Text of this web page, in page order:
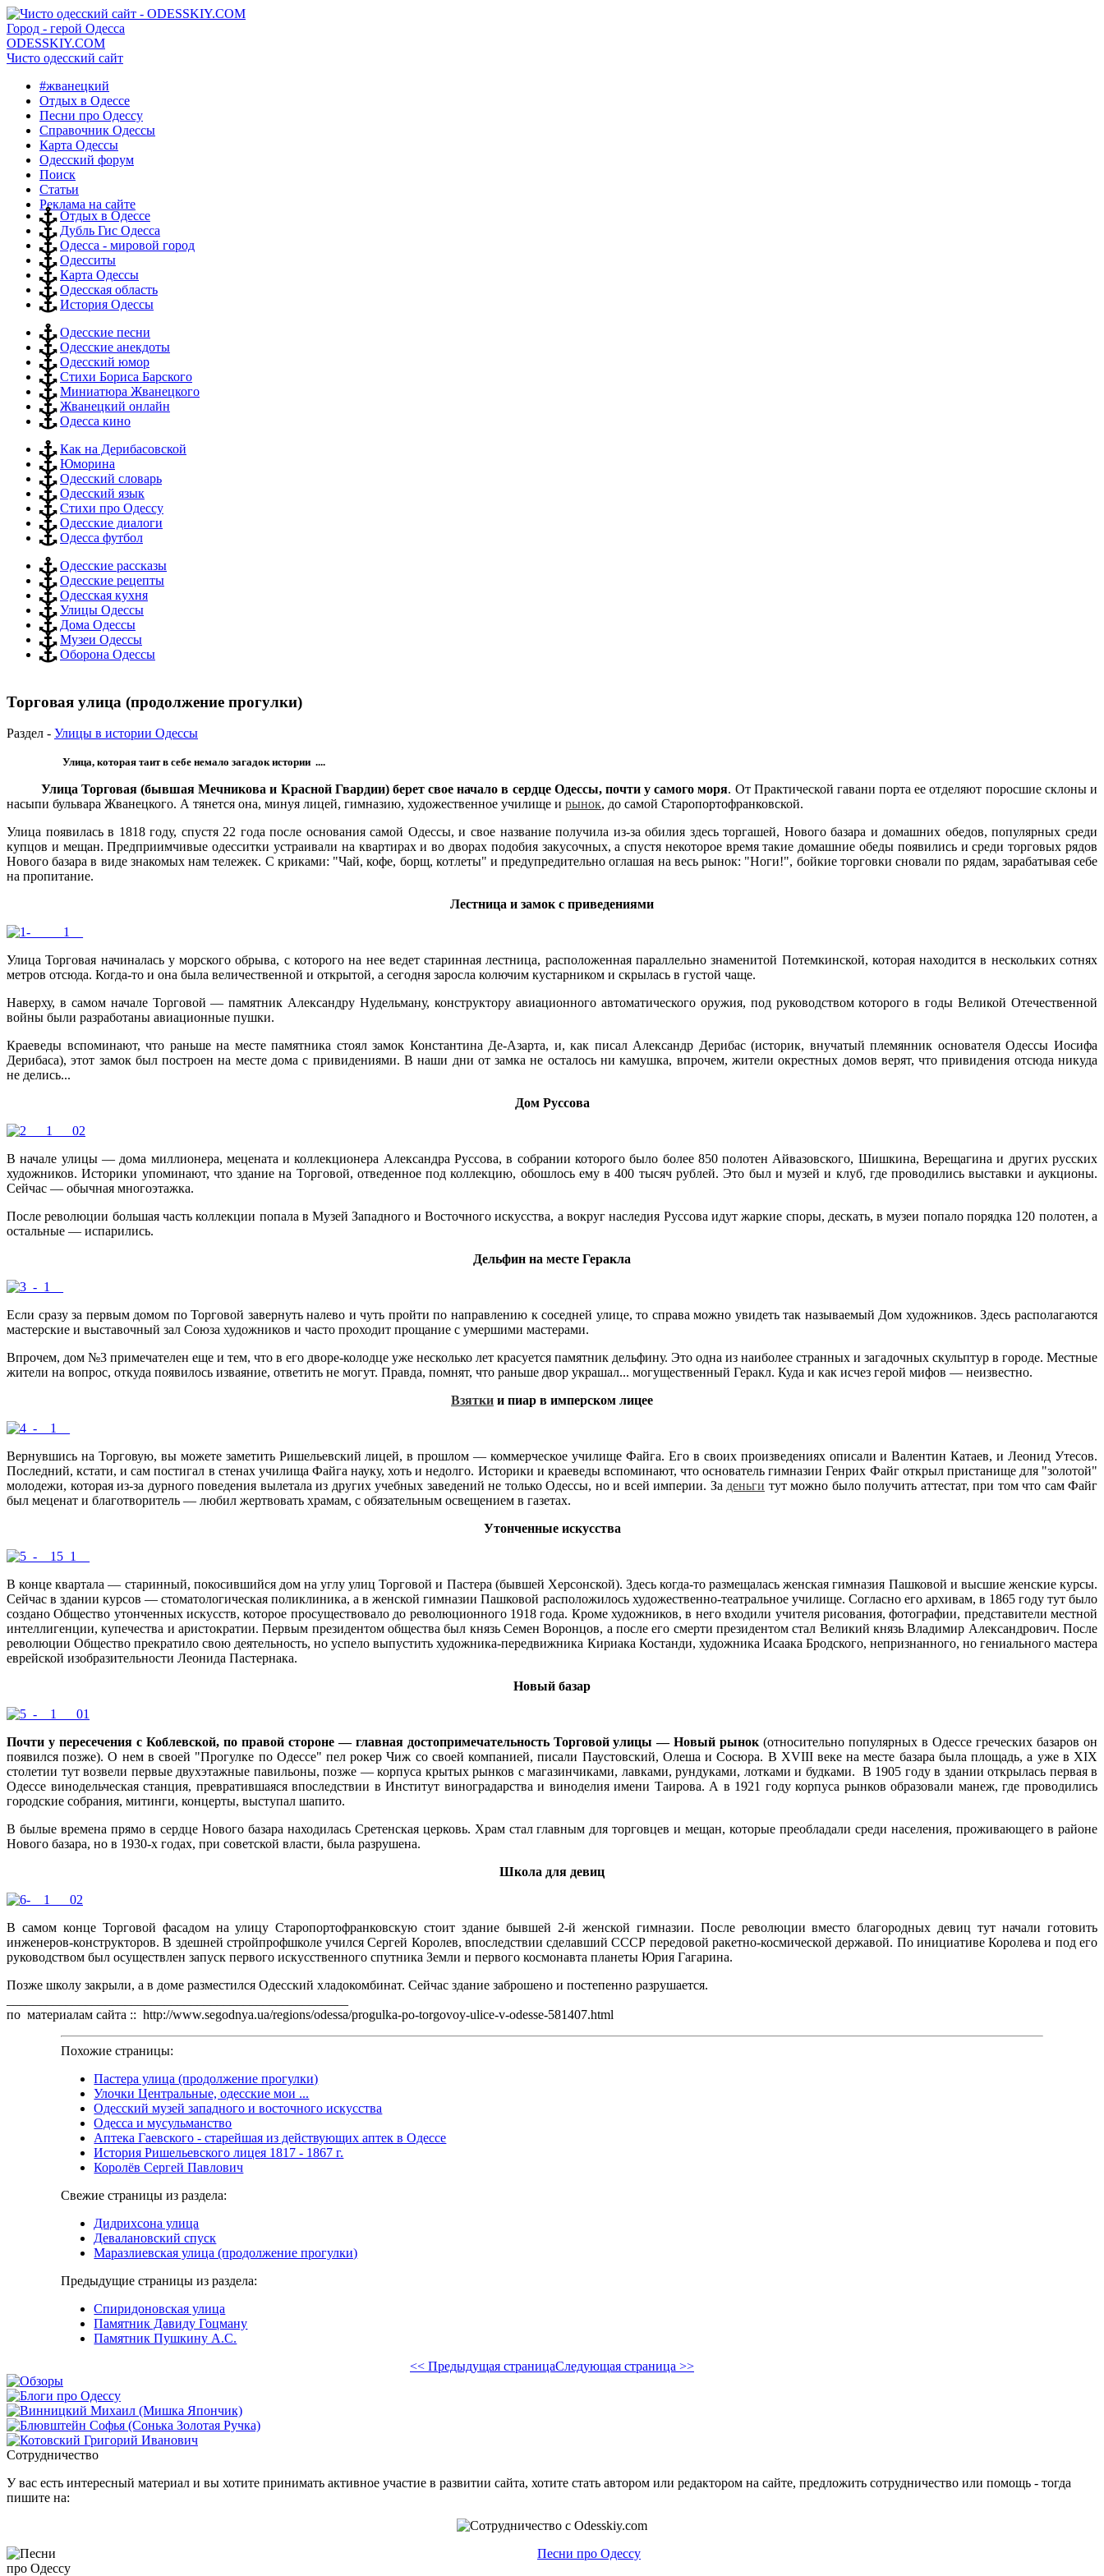
Город - герой Одесса
ODESSKIY.COM
Чисто одесский сайт
#жванецкий
Отдых в Одессе
Песни про Одессу
Справочник Одессы
Карта Одессы
Одесский форум
Поиск
Статьи
Реклама на сайте
Отдых в Одессе
Дубль Гис Одесса
Одесса - мировой город
Одесситы
Карта Одессы
Одесская область
История Одессы
Одесские песни
Одесские анекдоты
Одесский юмор
Стихи Бориса Барского
Миниатюра Жванецкого
Жванецкий онлайн
Одесса кино
Как на Дерибасовской
Юморина
Одесский словарь
Одесский язык
Стихи про Одессу
Одесские диалоги
Одесса футбол
Одесские рассказы
Одесские рецепты
Одесская кухня
Улицы Одессы
Дома Одессы
Музеи Одессы
Оборона Одессы
Торговая улица (продолжение прогулки)
Раздел - Улицы в истории Одессы
Улица, которая таит в себе немало загадок истории ....
Улица Торговая (бывшая Мечникова и Красной Гвардии) берет свое начало в сердце Одессы, почти у самого моря. От Практической гавани порта ее отделяют поросшие склоны и
насыпи бульвара Жванецкого. А тянется она, минуя лицей, гимназию, художественное училище и рынок, до самой Старопортофранковской.
Улица появилась в 1818 году, спустя 22 года после основания самой Одессы, и свое название получила из-за обилия здесь торгашей, Нового базара и домашних обедов, популярных среди
купцов и мещан. Предприимчивые одесситки устраивали на квартирах и во дворах подобия закусочных, а спустя некоторое время такие домашние обеды появились и среди торговых рядов
Нового базара в виде знакомых нам тележек. С криками: "Чай, кофе, борщ, котлеты" и предупредительно оглашая на весь рынок: "Ноги!", бойкие торговки сновали по рядам, зарабатывая себе
на пропитание.
Лестница и замок с приведениями
Улица Торговая начиналась у морского обрыва, с которого на нее ведет старинная лестница, расположенная параллельно знаменитой Потемкинской, которая находится в нескольких сотнях
метров отсюда. Когда-то и она была величественной и открытой, а сегодня заросла колючим кустарником и скрылась в густой чаще.
Наверху, в самом начале Торговой — памятник Александру Нудельману, конструктору авиационного автоматического оружия, под руководством которого в годы Великой Отечественной
войны были разработаны авиационные пушки.
Краеведы вспоминают, что раньше на месте памятника стоял замок Константина Де-Азарта, и, как писал Александр Дерибас (историк, внучатый племянник основателя Одессы Иосифа
Дерибаса), этот замок был построен на месте дома с привидениями. В наши дни от замка не осталось ни камушка, впрочем, жители окрестных домов верят, что привидения отсюда никуда
не делись...
Дом Руссова
В начале улицы — дома миллионера, мецената и коллекционера Александра Руссова, в собрании которого было более 850 полотен Айвазовского, Шишкина, Верещагина и других русских
художников. Историки упоминают, что здание на Торговой, отведенное под коллекцию, обошлось ему в 400 тысяч рублей. Это был и музей и клуб, где проводились выставки и аукционы.
Сейчас — обычная многоэтажка.
После революции большая часть коллекции попала в Музей Западного и Восточного искусства, а вокруг наследия Руссова идут жаркие споры, дескать, в музеи попало порядка 120 полотен, а
остальные — испарились.
Дельфин на месте Геракла
Если сразу за первым домом по Торговой завернуть налево и чуть пройти по направлению к соседней улице, то справа можно увидеть так называемый Дом художников. Здесь располагаются
мастерские и выставочный зал Союза художников и часто проходит прощание с умершими мастерами.
Впрочем, дом №3 примечателен еще и тем, что в его дворе-колодце уже несколько лет красуется памятник дельфину. Это одна из наиболее странных и загадочных скульптур в городе. Местные
жители на вопрос, откуда появилось изваяние, ответить не могут. Правда, помнят, что раньше двор украшал... могущественный Геракл. Куда и как исчез герой мифов — неизвестно.
Взятки и пиар в имперском лицее
Вернувшись на Торговую, вы можете заметить Ришельевский лицей, в прошлом — коммерческое училище Файга. Его в своих произведениях описали и Валентин Катаев, и Леонид Утесов.
Последний, кстати, и сам постигал в стенах училища Файга науку, хоть и недолго. Историки и краеведы вспоминают, что основатель гимназии Генрих Файг открыл пристанище для "золотой"
молодежи, которая из-за дурного поведения вылетала из других учебных заведений не только Одессы, но и всей империи. За деньги тут можно было получить аттестат, при том что сам Файг
был меценат и благотворитель — любил жертвовать храмам, с обязательным освещением в газетах.
Утонченные искусства
В конце квартала — старинный, покосившийся дом на углу улиц Торговой и Пастера (бывшей Херсонской). Здесь когда-то размещалась женская гимназия Пашковой и высшие женские курсы.
Сейчас в здании курсов — стоматологическая поликлиника, а в женской гимназии Пашковой расположилось художественно-театральное училище. Согласно его архивам, в 1865 году тут было
создано Общество утонченных искусств, которое просуществовало до революционного 1918 года. Кроме художников, в него входили учителя рисования, фотографии, представители местной
интеллигенции, купечества и аристократии. Первым президентом общества был князь Семен Воронцов, а после его смерти президентом стал Великий князь Владимир Александрович. После
революции Общество прекратило свою деятельность, но успело выпустить художника-передвижника Кириака Костанди, художника Исаака Бродского, непризнанного, но гениального мастера
еврейской изобра­зительности Леонида Пастернака.
Новый базар
Почти у пересечения с Коблевской, по правой стороне — главная достопримечательность Торговой улицы — Новый рынок(относительно популярных в Одессе греческих базаров он
появился позже). О нем в своей "Прогулке по Одессе" пел рокер Чиж со своей компанией, писали Паустовский, Олеша и Сосюра. В XVIII веке на месте базара была площадь, а уже в ХІХ
столетии тут возвели первые двухэтажные павильоны, позже — корпуса крытых рынков с магазинчиками, лавками, рундуками, лотками и будками. В 1905 году в здании открылась первая в
Одессе винодельческая станция, превратившаяся впоследствии в Институт виноградарства и виноделия имени Таирова. А в 1921 году корпуса рынков образовали манеж, где проводились
городские собрания, митинги, концерты, выступал шапито.
В былые времена прямо в сердце Нового базара находилась Сретенская церковь. Храм стал главным для торговцев и мещан, которые преобладали среди населения, проживающего в районе
Нового базара, но в 1930-х годах, при советской власти, была разрушена.
Школа для девиц
В самом конце Торговой фасадом на улицу Старопортофранковскую стоит здание бывшей 2-й женской гимназии. После революции вместо благородных девиц тут начали готовить
инженеров-конструкторов. В здешней стройпрофшколе учился Сергей Королев, впоследствии сделавший СССР передовой ракетно-космической державой. По инициативе Королева и под его
руководством был осуществлен запуск первого искусственного спутника Земли и первого космонавта планеты Юрия Гагарина.
Позже школу закрыли, а в доме разместился Одесский хладокомбинат. Сейчас здание заброшено и постепенно разрушается.
по материалам сайта :: http://www.segodnya.ua/regions/odessa/progulka-po-torgovoy-ulice-v-odesse-581407.html
Похожие страницы:
Пастера улица (продолжение прогулки)
Улочки Центральные, одесские мои ...
Одесский музей западного и восточного искусства
Одесса и мусульманство
Аптека Гаевского - старейшая из действующих аптек в Одессе
История Ришельевского лицея 1817 - 1867 г.
Королёв Сергей Павлович
Свежие страницы из раздела:
Дидрихсона улица
Девалановский спуск
Маразлиевская улица (продолжение прогулки)
Предыдущие страницы из раздела:
Спиридоновская улица
Памятник Давиду Гоцману
Памятник Пушкину А.С.
<< Предыдущая страницаСледующая страница >>
Сотрудничество
У вас есть интересный материал и вы хотите принимать активное участие в развитии сайта, хотите стать автором или редактором на сайте, предложить сотрудничество или помощь - тогда
пишите на:
Песни про Одессу